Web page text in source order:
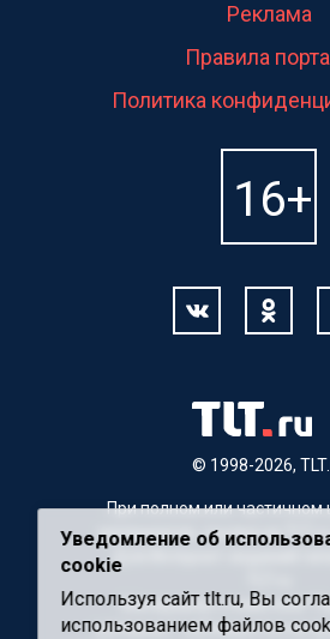
© 1998-2026,
Реклама
Правила
Политика
При полном или частичном
материалов, ссылка на
Для Интернет-изданий
Материалы с пометкой
материал" публикуются на
Уведомление об
cookie
Используя сайт tlt.ru, Вы
использованием файлов